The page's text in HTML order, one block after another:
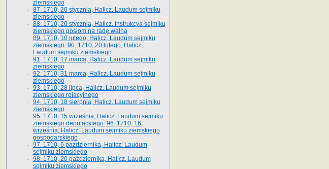
ziemskiego
87. 1710, 20 stycznia, Halicz. Laudum sejmiku
ziemskiego
88. 1710, 20 stycznia, Halicz. Instrukcya sejmiku
ziemskiego posłom na radę walną
89. 1710, 10 lutego, Halicz. Laudum sejmiku
ziemskiego. 90. 1710, 20 lutego, Halicz.
Laudum sejmiku ziemskiego
91. 1710, 17 marca, Halicz. Laudum sejmiku
ziemskiego
92. 1710, 31 marca, Halicz. Laudum sejmiku
ziemskiego
93. 1710, 28 lipca, Halicz. Laudum sejmiku
ziemskiego relacyjnego
94. 1710, 18 sierpnia, Halicz. Laudum sejmiku
ziemskiego
95. 1710, 15 września, Halicz. Laudum sejmiku
ziemskiego deputackiego. 96. 1710, 16
września, Halicz. Laudum sejmiku ziemskiego
gospodarskiego
97. 1710, 6 października, Halicz. Laudum
sejmiku ziemskiego
98. 1710, 20 października, Halicz. Laudum
sejmiku ziemskiego